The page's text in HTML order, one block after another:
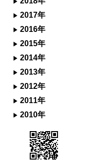
2017年
2016年
2015年
2014年
2013年
2012年
2011年
2010年